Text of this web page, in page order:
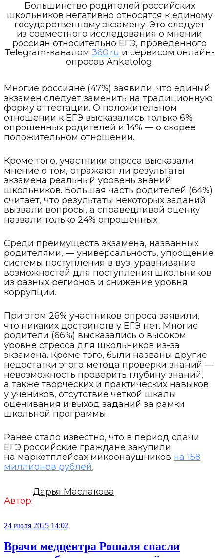
Большинство родителей российских
школьников негативно относятся к единому
государственному экзамену. Это следует
из совместного исследования о мнении
россиян относительно ЕГЭ, проведенного
Telegram-каналом 360.ru и сервисом онлайн-
опросов Anketolog.
Многие россияне (47%) заявили, что единый
экзамен следует заменить на традиционную
форму аттестации. О положительном
отношении к ЕГЭ высказались только 6%
опрошенных родителей и 14% — о скорее
положительном отношении.
Кроме того, участники опроса высказали
мнение о том, отражают ли результаты
экзамена реальный уровень знаний
школьников. Большая часть родителей (64%)
считает, что результаты некоторых заданий
вызвали вопросы, а справедливой оценку
назвали только 24% опрошенных.
Среди преимуществ экзамена, названных
родителями, — универсальность, упрощение
системы поступления в вуз, уравнивание
возможностей для поступления школьников
из разных регионов и снижение уровня
коррупции.
При этом 26% участников опроса заявили,
что никаких достоинств у ЕГЭ нет. Многие
родители (66%) высказались о высоком
уровне стресса для школьников из-за
экзамена. Кроме того, были названы другие
недостатки этого метода проверки знаний —
невозможность проверить глубину знаний,
а также творческих и практических навыков
у учеников, отсутствие четкой шкалы
оценивания и выход заданий за рамки
школьной программы.
Ранее стало известно, что в период сдачи
ЕГЭ российские граждане закупили
на маркетплейсах микронаушников на 158
миллионов рублей.
Автор:
Дарья Маслакова
24 июля 2025 14:02
Врачи медцентра Рошаля спасли